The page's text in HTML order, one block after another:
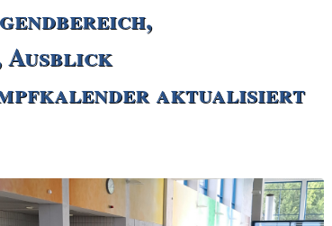
aktualisiert